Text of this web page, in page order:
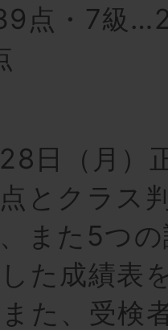
点・7級
日（月）
とクラス
また5つ
た成績表
た、受検